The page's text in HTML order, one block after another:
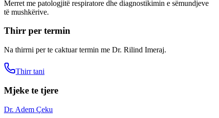
Merret me patologjitë respiratore dhe diagnostikimin e sëmundjeve
të mushkërive.
Thirr per termin
Na thirrni per te caktuar termin me Dr. Rilind Imeraj.
Thirr tani
Mjeke te tjere
Dr. Adem Çeku